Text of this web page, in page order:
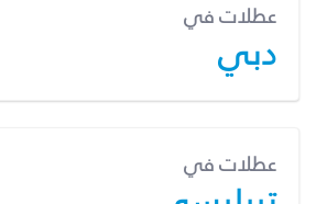
عطلات في
دبي
عطلات في